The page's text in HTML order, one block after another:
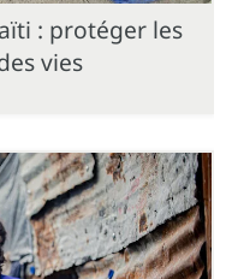
: protéger les
vies